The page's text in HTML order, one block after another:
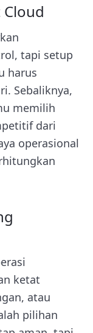
tapi setup
harus
Sebaliknya,
memilih
dari
operasional
ketat
atau
pilihan